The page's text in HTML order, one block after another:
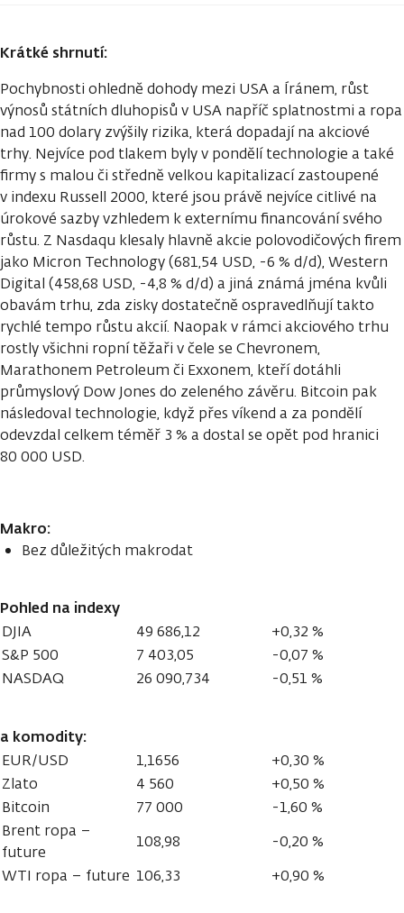
Krátké shrnutí:
Pochybnosti ohledně dohody mezi USA a Íránem, růst
výnosů státních dluhopisů v USA napříč splatnostmi a ropa
nad 100 dolary zvýšily rizika, která dopadají na akciové
trhy. Nejvíce pod tlakem byly v pondělí technologie a také
firmy s malou či středně velkou kapitalizací zastoupené
v indexu Russell 2000, které jsou právě nejvíce citlivé na
úrokové sazby vzhledem k externímu financování svého
růstu. Z Nasdaqu klesaly hlavně akcie polovodičových firem
jako Micron Technology (681,54 USD, -6 % d/d), Western
Digital (458,68 USD, -4,8 % d/d) a jiná známá jména kvůli
obavám trhu, zda zisky dostatečně ospravedlňují takto
rychlé tempo růstu akcií. Naopak v rámci akciového trhu
rostly všichni ropní těžaři v čele se Chevronem,
Marathonem Petroleum či Exxonem, kteří dotáhli
průmyslový Dow Jones do zeleného závěru. Bitcoin pak
následoval technologie, když přes víkend a za pondělí
odevzdal celkem téměř 3 % a dostal se opět pod hranici
80 000 USD.
Makro:
Bez důležitých makrodat
Pohled na indexy
DJIA 49 686,12
+0,32 %
S&P 500
7 403,05
-0,07 %
NASDAQ
26 090,734 -0,51 %
a komodity:
EUR/USD 1,1656
+0,30 %
Zlato
4 560
+0,50 %
Bitcoin
77 000
-1,60 %
Brent ropa –
future
108,98
-0,20 %
WTI ropa – future 106,33 +0,90 %